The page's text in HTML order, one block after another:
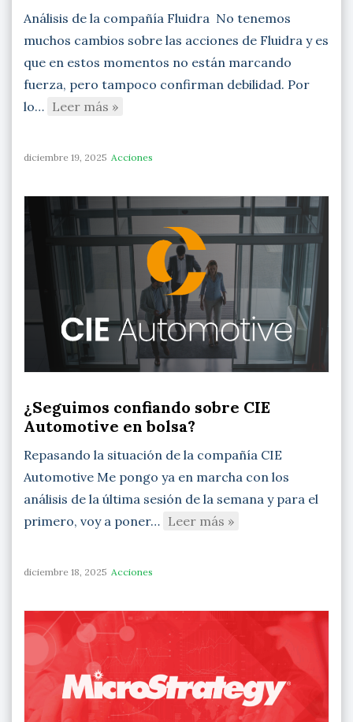
Análisis de la compañía Fluidra No tenemos
muchos cambios sobre las acciones de Fluidra y es
que en estos momentos no están marcando
fuerza, pero tampoco confirman debilidad. Por
lo… Leer más »
diciembre 19, 2025 Acciones
¿Seguimos confiando sobre CIE
Automotive en bolsa?
Repasando la situación de la compañía CIE
Automotive Me pongo ya en marcha con los
análisis de la última sesión de la semana y para el
primero, voy a poner… Leer más »
diciembre 18, 2025 Acciones